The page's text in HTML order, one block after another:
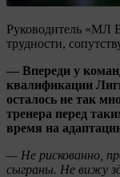
Руководитель «МЛ
трудности,
— Впереди у
квалификации
осталось не так
тренера перед
время на
— Не рискованно,
сыграны. Не вижу